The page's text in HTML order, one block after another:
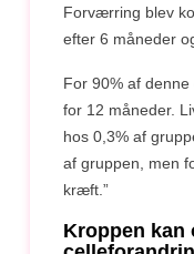
Forværring blev
efter 6 måneder
For 90% af
for 12 måneder.
hos 0,3% af
af gruppen, men
kræft.”
Kroppen